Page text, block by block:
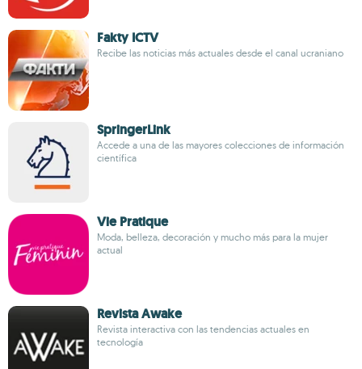
Fakty ICTV
Recibe las noticias más actuales desde el canal ucraniano
SpringerLink
Accede a una de las mayores colecciones de información
científica
Vie Pratique
Moda, belleza, decoración y mucho más para la mujer
actual
Revista Awake
Revista interactiva con las tendencias actuales en
tecnología